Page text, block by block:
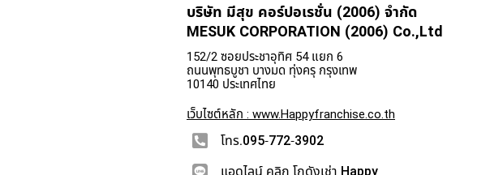
บริษัท มีสุข คอร์ปอเรชั่น (2006) จำกัด
MESUK CORPORATION (2006) Co.,Ltd
152/2 ซอยประชาอุทิศ 54 แยก 6
ถนนพุทธบูชา บางมด ทุ่งครุ กรุงเทพ
10140 ประเทศไทย
เว็บไซต์หลัก : www.Happyfranchise.co.th
โทร.095-772-3902